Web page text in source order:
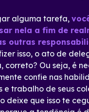
alguma tarefa,
nela a fim de
outras
isso, o ato de
correto? Ou seja, é
confie nas
e trabalho de seus
deixe que isso te